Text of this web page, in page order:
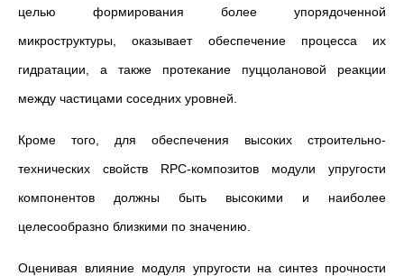
целью формирования более упорядоченной
микроструктуры, оказывает обеспечение процесса их
гидратации, а также протекание пуццолановой реакции
между частицами соседних уровней.
Кроме того, для обеспечения высоких строительно-
технических свойств RPC-композитов модули упругости
компонентов должны быть высокими и наиболее
целесообразно близкими по значению.
Оценивая влияние модуля упругости на синтез прочности